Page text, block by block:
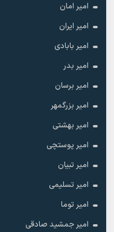
امیر امان
امیر ایران
امیر بابادی
امیر بدر
امیر برسان
امیر بزرگمهر
امیر بهشتی
امیر پوستچی
امیر تبیان
امیر تسلیمی
امیر توما
امیر جمشید صادقی